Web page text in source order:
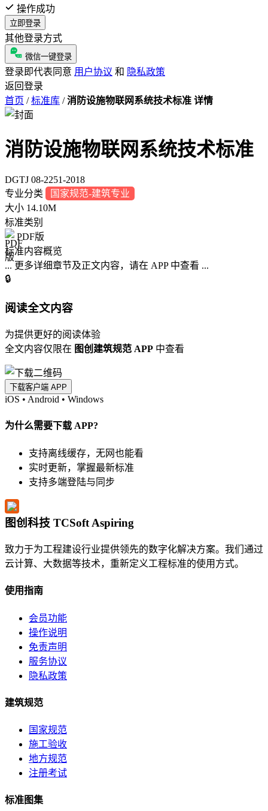
操作成功
立即登录
其他登录方式
微信一键登录
登录即代表同意 用户协议 和 隐私政策
返回登录
首页 / 标准库 / 消防设施物联网系统技术标准 详情
消防设施物联网系统技术标准
DGTJ 08-2251-2018
专业分类
国家规范-建筑专业
大小 14.10M
标准类别
PDF版
标准内容概览
... 更多详细章节及正文内容，请在 APP 中查看 ...
🔒
阅读全文内容
为提供更好的阅读体验
全文内容仅限在 图创建筑规范 APP 中查看
下载客户端 APP
iOS • Android • Windows
为什么需要下载 APP?
支持离线缓存，无网也能看
实时更新，掌握最新标准
支持多端登陆与同步
图创科技 TCSoft Aspiring
致力于为工程建设行业提供领先的数字化解决方案。我们通过
云计算、大数据等技术，重新定义工程标准的使用方式。
使用指南
会员功能
操作说明
免责声明
服务协议
隐私政策
建筑规范
国家规范
施工验收
地方规范
注册考试
标准图集